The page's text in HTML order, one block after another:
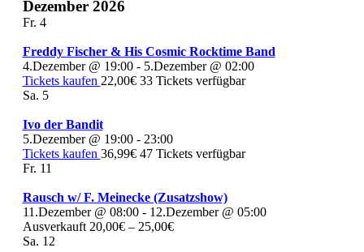
Dezember 2026
Fr. 4
Freddy Fischer & His Cosmic Rocktime Band
4.Dezember @ 19:00- 5.Dezember @ 02:00
Tickets kaufen 22,00€ 33 Tickets verfügbar
Sa. 5
Ivo der Bandit
5.Dezember @ 19:00- 23:00
Tickets kaufen 36,99€ 47 Tickets verfügbar
Fr. 11
Rausch w/ F. Meinecke (Zusatzshow)
11.Dezember @ 08:00- 12.Dezember @ 05:00
Ausverkauft 20,00€ – 25,00€
Sa. 12